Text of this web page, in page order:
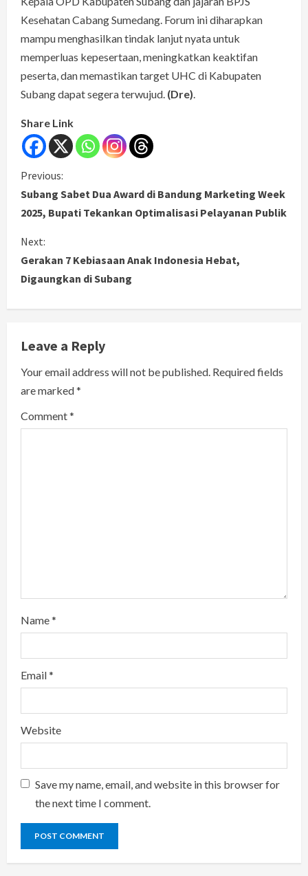
Kesehatan Cabang Sumedang. Forum ini diharapkan
mampu menghasilkan tindak lanjut nyata untuk
memperluas kepesertaan, meningkatkan keaktifan
peserta, dan memastikan target UHC di Kabupaten
Subang dapat segera terwujud. (Dre)
Share Link
C
o
n
t
u
e
R
Previous:
Subang Sabet Dua Award di Bandung Marketing Week
2025, Bupati Tekankan Optimalisasi Pelayanan Publik
Next:
Gerakan 7 Kebiasaan Anak Indonesia Hebat,
Digaungkan di Subang
Leave a Reply
Your email address will not be published. Required fields
are marked*
Comment*
Name*
Email*
Website
Save my name, email, and website in this browser for
the next time I comment.